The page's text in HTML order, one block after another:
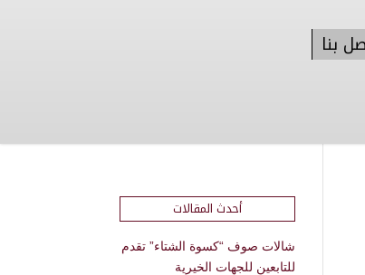
بنا
أحدث المقالات
شالات صوف “كسوة الشتاء” تقدم
للتابعين للجهات الخيرية